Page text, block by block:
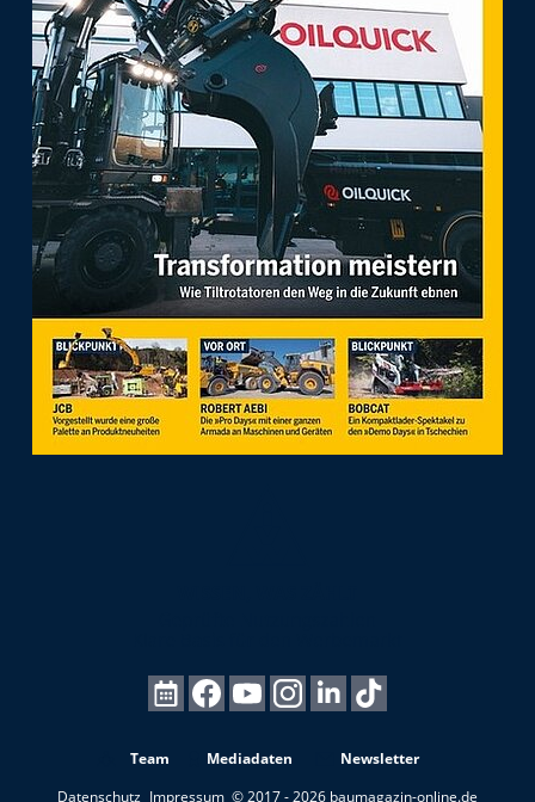
Team Mediadaten
Newsletter
Datenschutz Impressum © 2017 - 2026 baumagazin-online.de